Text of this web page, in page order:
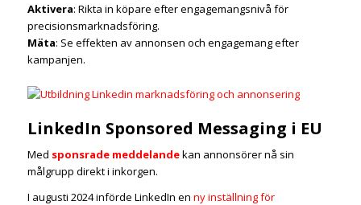
Aktivera: Rikta in köpare efter engagemangsnivå för
precisionsmarknadsföring.
Mäta: Se effekten av annonsen och engagemang efter
kampanjen.
LinkedIn Sponsored Messaging i EU
Med sponsrade meddelandekan annonsörer nå sin
målgrupp direkt i inkorgen.
I augusti 2024 införde LinkedIn en ny inställning för